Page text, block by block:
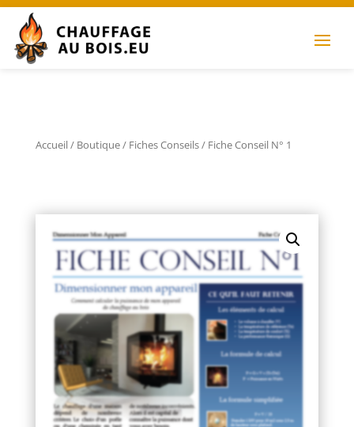
Accueil/ Boutique/ Fiches Conseils/ Fiche Conseil N° 1